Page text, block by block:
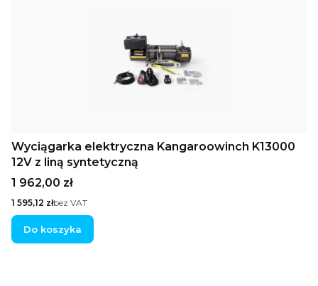
Wyciągarka elektryczna Kangaroowinch K13000
12V z liną syntetyczną
Cena
1 962,00 zł
Cena
1 595,12 złbez VAT
Do koszyka